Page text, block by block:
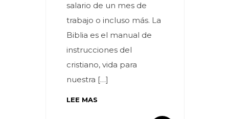
salario de un mes de
trabajo o incluso más. La
Biblia es el manual de
instrucciones del
cristiano, vida para
nuestra […]
LEE MAS